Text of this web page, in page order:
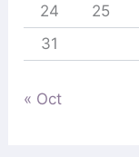
24
25
31
« Oct